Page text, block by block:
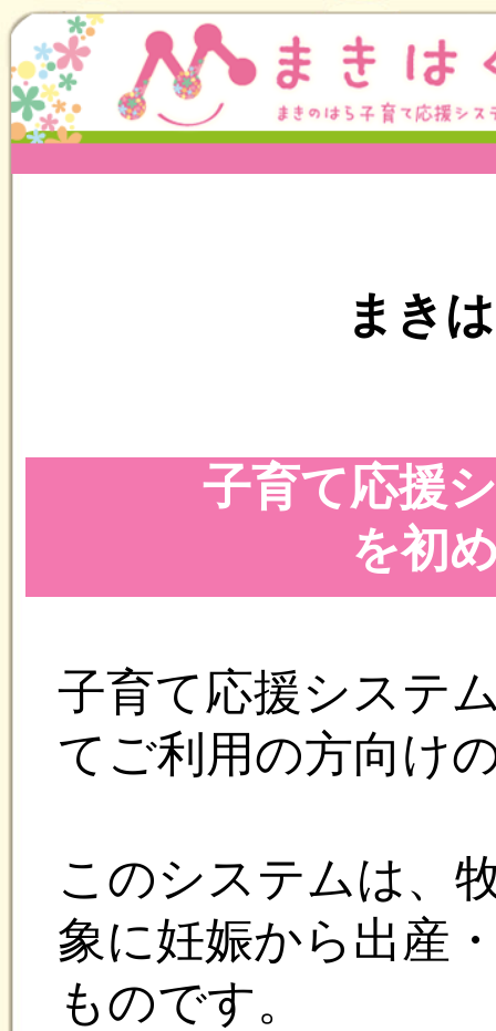
子育て応援システム「
てご利用の方向けの登録
このシステムは、牧之
象に妊娠から出産・子
子育て応援システム「
る際のメールアドレス
い。